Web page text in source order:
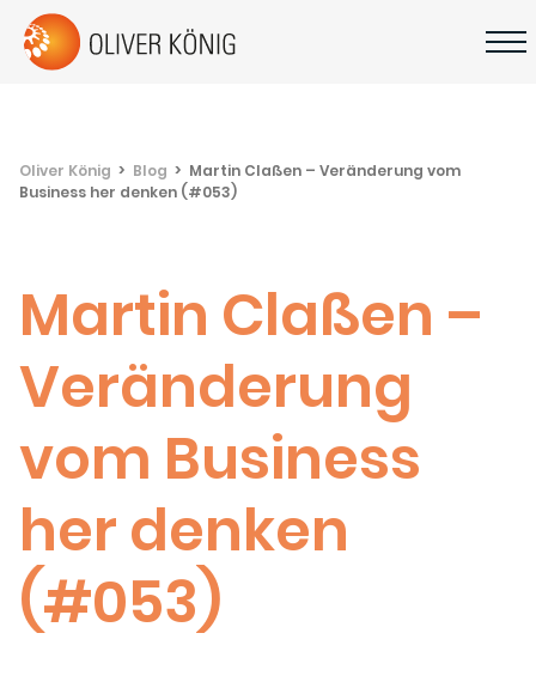
Oliver König Blog
Martin Claßen – Veränderung vom
Business her denken (#053)
Martin Claßen –
Veränderung
vom Business
her denken
(#053)